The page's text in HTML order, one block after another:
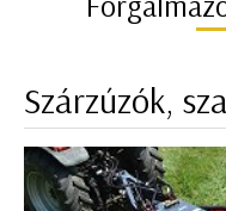
Szárzúzók,